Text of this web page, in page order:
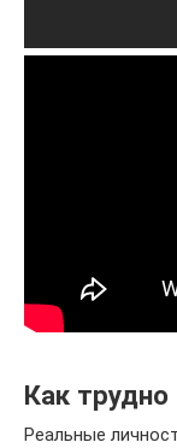
Как
Реальные